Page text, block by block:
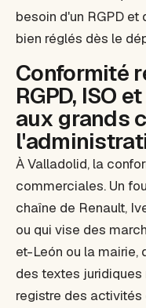
besoin d'un RGPD
bien réglés dès le
Conformité
RGPD, ISO
aux grands
À Valladolid, la
commerciales. Un
chaîne de Renault,
ou qui vise des
et-León ou la mairie,
des textes juridiques
registre des